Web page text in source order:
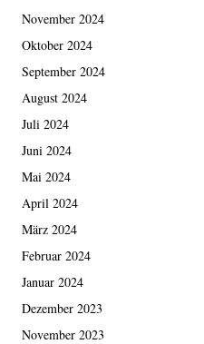
November 2024
Oktober 2024
September 2024
August 2024
Juli 2024
Juni 2024
Mai 2024
April 2024
März 2024
Februar 2024
Januar 2024
Dezember 2023
November 2023